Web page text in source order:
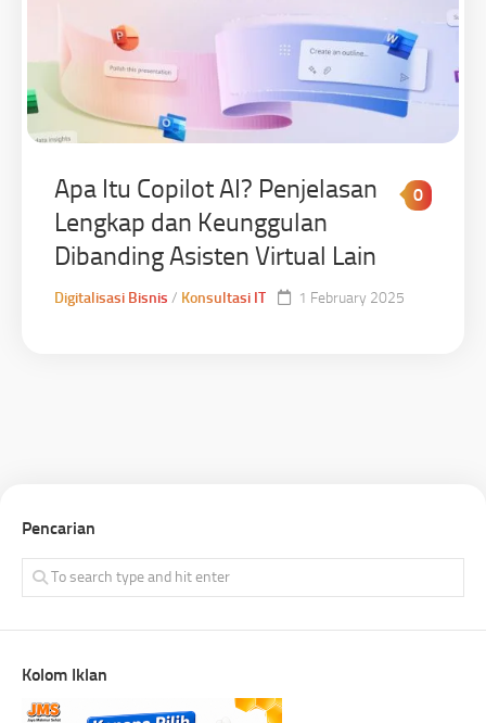
Apa Itu Copilot AI? Penjelasan
Lengkap dan Keunggulan
Dibanding Asisten Virtual Lain
0
Digitalisasi Bisnis / Konsultasi IT 1 February 2025
Pencarian
Kolom Iklan